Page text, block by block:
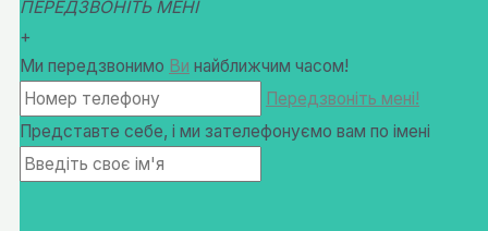
ПЕРЕДЗВОНІТЬ МЕНІ
+
Ми передзвонимо Ви найближчим часом!
Передзвоніть мені!
Представте себе, і ми зателефонуємо вам по імені